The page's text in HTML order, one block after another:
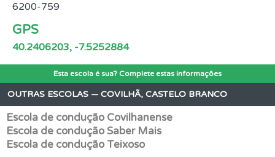
6200-759
GPS
40.2406203, -7.5252884
Esta escola é sua? Complete estas informações
OUTRAS ESCOLAS — COVILHÃ, CASTELO BRANCO
Escola de condução Covilhanense
Escola de condução Saber Mais
Escola de condução Teixoso